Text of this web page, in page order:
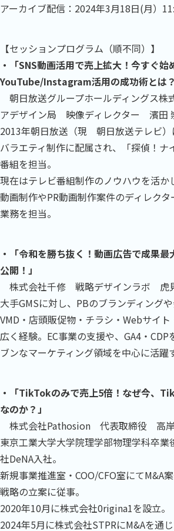
アーカイブ配信：2024年3月18日(月）
【セッションプログラム（順不同）】
・「SNS動画活用で売上拡大！今すぐ始
YouTube/Instagram活用の成功術とは？
朝日放送グループホールディングス
アデザイン局 映像ディレクター 濱田
2013年朝日放送（現 朝日放送テレビ）
バラエティ制作に配属され、「探偵！ナ
番組を担当。
現在はテレビ番組制作のノウハウを活
動画制作やPR動画制作案件のディレク
業務を担当。
・「令和を勝ち抜く！動画広告で成果
公開！」
株式会社千修 戦略デザインラボ 虎
大手GMSに対し、PBのブランディングや
VMD・店頭販促物・チラシ・Webサイ
広く経験。EC事業の支援や、GA4・CDP
ブンなマーケティング領域を中心に活躍
・「TikTokのみで売上5倍！なぜ今、
なのか？」
株式会社Pathosion 代表取締役 高
東京工業大学大学院理学部物理学科卒
社DeNA入社。
新規事業推進室・COO/CFO室にてM&A
戦略の立案に従事。
2020年10月に株式会社0rigina1を設立。
2024年5月に株式会社STPRにM&Aを通じ